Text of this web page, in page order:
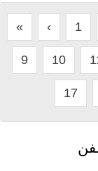
« ‹ 1
9 10
17